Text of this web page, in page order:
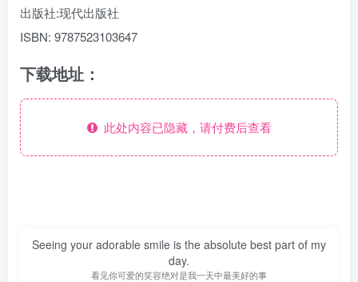
出版社:现代出版社
ISBN: 9787523103647
下载地址：
此处内容已隐藏，请付费后查看
Seeing your adorable smile is the absolute best part of my
day.
看见你可爱的笑容绝对是我一天中最美好的事